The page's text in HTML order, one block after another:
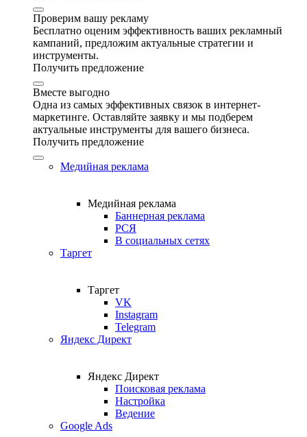
Проверим вашу рекламу
Бесплатно оценим эффективность ваших рекламный
кампаний, предложим актуальные стратегии и
инструменты.
Получить предложение
Вместе выгодно
Одна из самых эффективных связок в интернет-
маркетинге. Оставляйте заявку и мы подберем
актуальные инструменты для вашего бизнеса.
Получить предложение
Медийная реклама
Медийная реклама
Баннерная реклама
РСЯ
В социальных сетях
Таргет
Таргет
VK
Instagram
Telegram
Яндекс Директ
Яндекс Директ
Поисковая реклама
Настройка
Ведение
Google Ads